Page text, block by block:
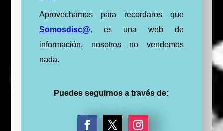
Aprovechamos para recordaros que
Somosdisc@, es una web de
información, nosotros no vendemos
nada.
Puedes seguirnos a través de: